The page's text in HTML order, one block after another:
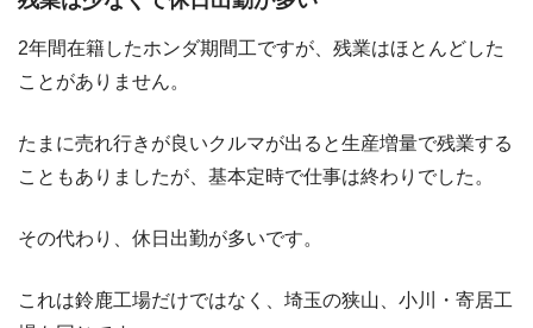
2年間在籍したホンダ期間工ですが、残業はほとんどした
ことがありません。
たまに売れ行きが良いクルマが出ると生産増量で残業する
こともありましたが、基本定時で仕事は終わりでした。
その代わり、休日出勤が多いです。
これは鈴鹿工場だけではなく、埼玉の狭山、小川・寄居工